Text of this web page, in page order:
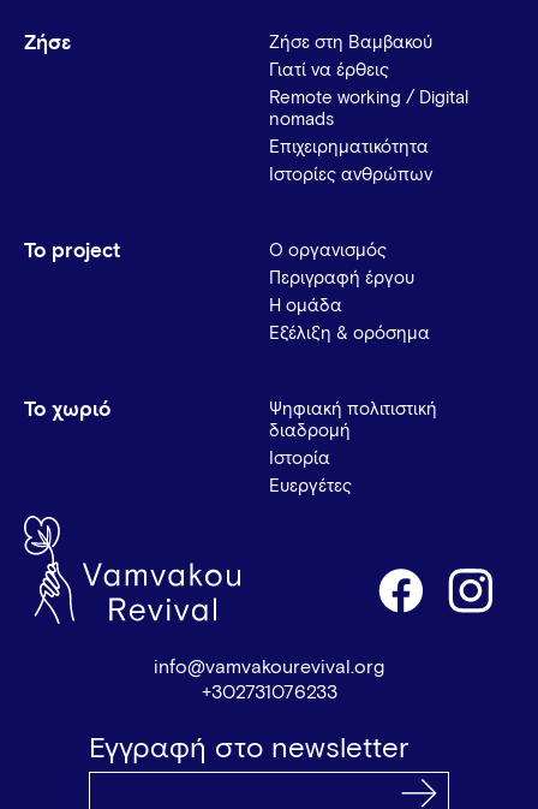
Ζήσε
Ζήσε στη Βαμβακού
Γιατί να έρθεις
Remote working / Digital
nomads
Επιχειρηματικότητα
Ιστορίες ανθρώπων
Το project
Ο οργανισμός
Περιγραφή έργου
Η ομάδα
Εξέλιξη & ορόσημα
Το χωριό
Ψηφιακή πολιτιστική
διαδρομή
Ιστορία
Ευεργέτες
info@vamvakourevival.org
+302731076233
Εγγραφή στο newsletter